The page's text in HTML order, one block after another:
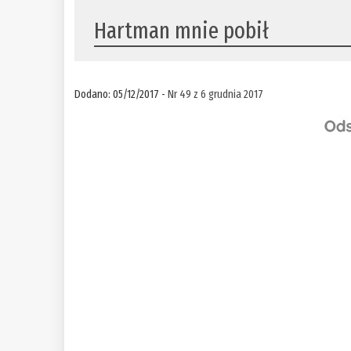
Hartman mnie pobił
Dodano: 05/12/2017 -Nr 49 z 6 grudnia 2017